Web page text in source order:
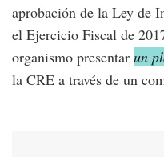
aprobación de la Ley de
el Ejercicio Fiscal de
organismo presentar un
la CRE a través de un